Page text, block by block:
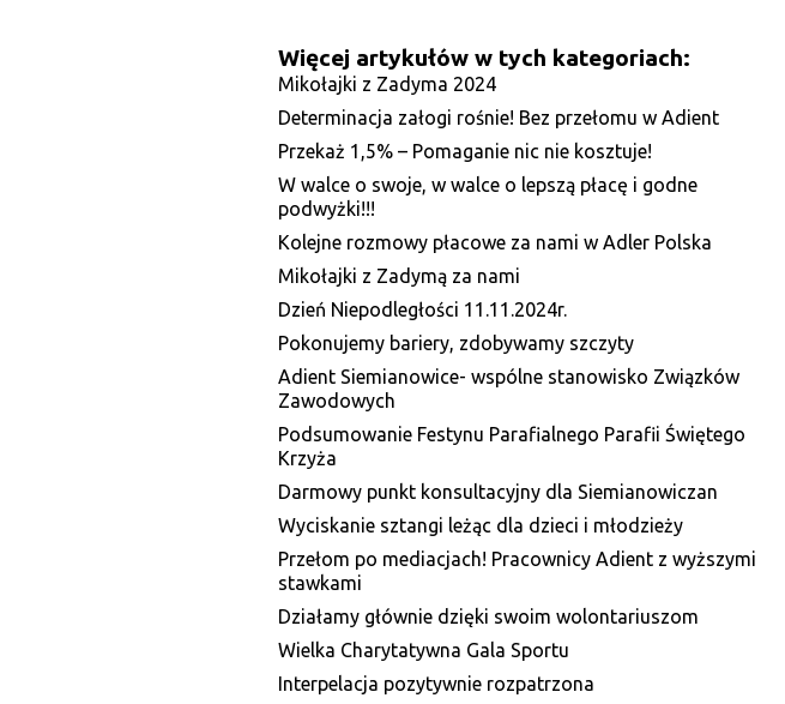
Więcej artykułów w tych kategoriach:
Mikołajki z Zadyma 2024
Determinacja załogi rośnie! Bez przełomu w Adient
Przekaż 1,5% – Pomaganie nic nie kosztuje!
W walce o swoje, w walce o lepszą płacę i godne
podwyżki!!!
Kolejne rozmowy płacowe za nami w Adler Polska
Mikołajki z Zadymą za nami
Dzień Niepodległości 11.11.2024r.
Pokonujemy bariery, zdobywamy szczyty
Adient Siemianowice- wspólne stanowisko Związków
Zawodowych
Podsumowanie Festynu Parafialnego Parafii Świętego
Krzyża
Darmowy punkt konsultacyjny dla Siemianowiczan
Wyciskanie sztangi leżąc dla dzieci i młodzieży
Przełom po mediacjach! Pracownicy Adient z wyższymi
stawkami
Działamy głównie dzięki swoim wolontariuszom
Wielka Charytatywna Gala Sportu
Interpelacja pozytywnie rozpatrzona